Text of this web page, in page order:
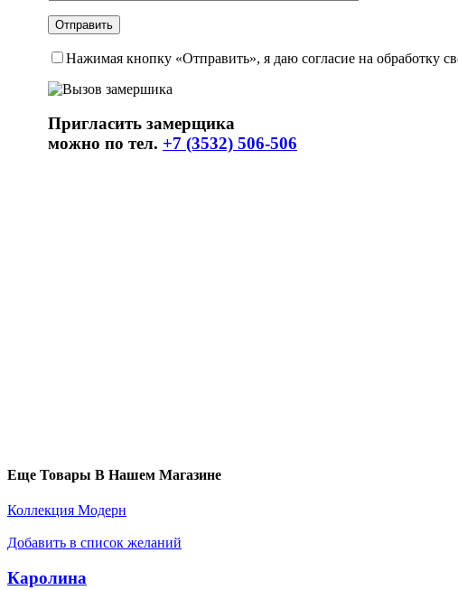
Нажимая кнопку «Отправить», я даю согласие на обработку
Пригласить замерщика
можно по тел. +7 (3532) 506-506
Еще Товары В Нашем Магазине
Коллекция Модерн
Добавить в список желаний
Каролина